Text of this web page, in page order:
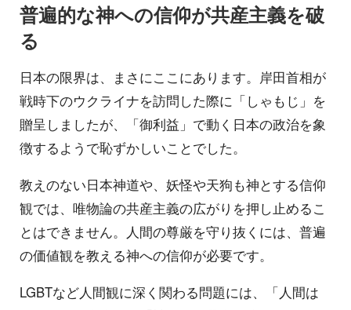
普遍的な神への信仰が共産主義を破
る
日本の限界は、まさにここにあります。岸田首相が
戦時下のウクライナを訪問した際に「しゃもじ」を
贈呈しましたが、「御利益」で動く日本の政治を象
徴するようで恥ずかしいことでした。
教えのない日本神道や、妖怪や天狗も神とする信仰
観では、唯物論の共産主義の広がりを押し止めるこ
とはできません。人間の尊厳を守り抜くには、普遍
の価値観を教える神への信仰が必要です。
LGBTなど人間観に深く関わる問題には、「人間は